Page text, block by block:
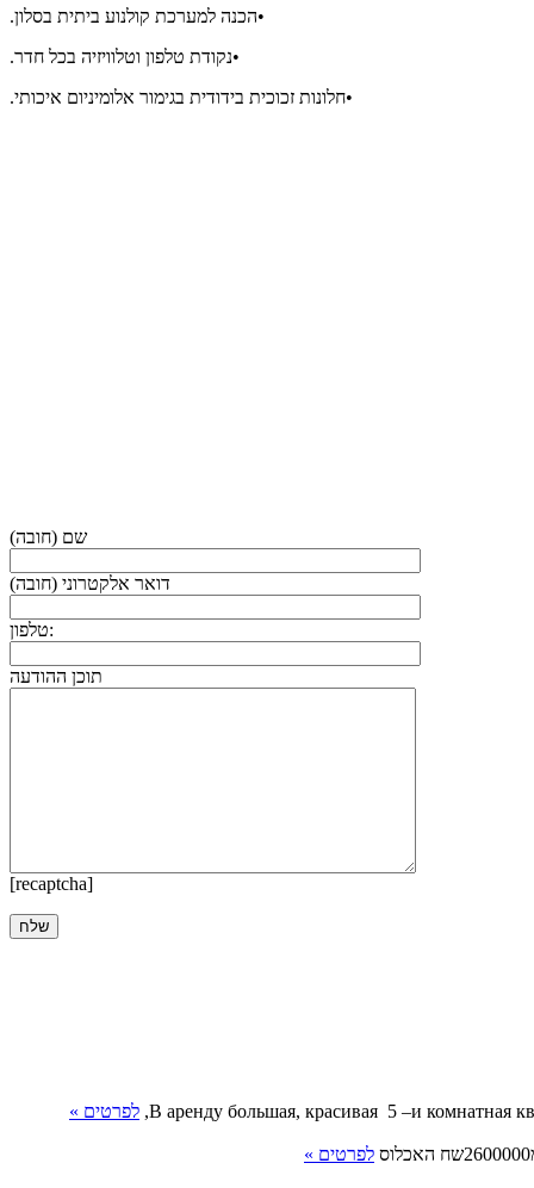
•הכנה למערכת קולנוע ביתית בסלון.
•נקודת טלפון וטלוויזיה בכל חדר.
•חלונות זכוכית בידודית בגימור אלומיניום איכותי.
שם (חובה)
דואר אלקטרוני (חובה)
טלפון:
תוכן ההודעה
[recaptcha]
В аренду большая, красивая 5 –и комнатная לפרטים »
לפרטים »